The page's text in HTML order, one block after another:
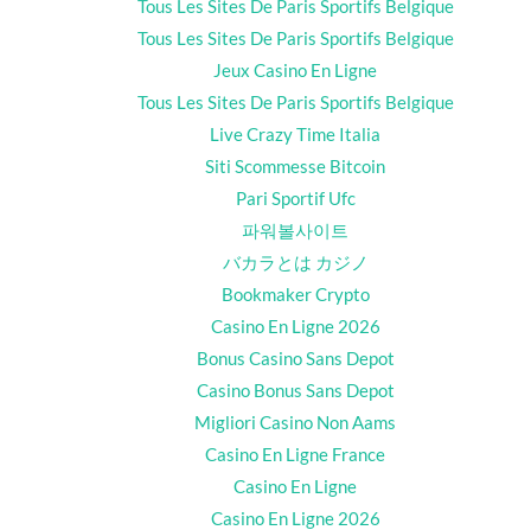
Tous Les Sites De Paris Sportifs Belgique
Tous Les Sites De Paris Sportifs Belgique
Jeux Casino En Ligne
Tous Les Sites De Paris Sportifs Belgique
Live Crazy Time Italia
Siti Scommesse Bitcoin
Pari Sportif Ufc
파워볼사이트
バカラとは カジノ
Bookmaker Crypto
Casino En Ligne 2026
Bonus Casino Sans Depot
Casino Bonus Sans Depot
Migliori Casino Non Aams
Casino En Ligne France
Casino En Ligne
Casino En Ligne 2026